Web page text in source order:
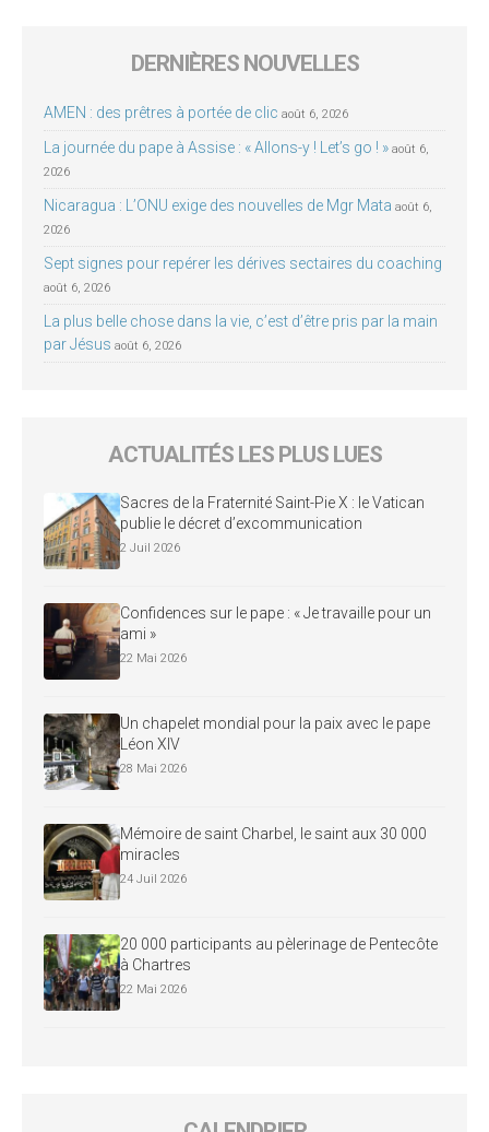
DERNIÈRES NOUVELLES
AMEN : des prêtres à portée de clic août 6, 2026
La journée du pape à Assise : « Allons-y ! Let’s go ! » août 6,
2026
Nicaragua : L’ONU exige des nouvelles de Mgr Mata août 6,
2026
Sept signes pour repérer les dérives sectaires du coaching
août 6, 2026
La plus belle chose dans la vie, c’est d’être pris par la main
par Jésus août 6, 2026
ACTUALITÉS LES PLUS LUES
Sacres de la Fraternité Saint-Pie X : le Vatican
publie le décret d’excommunication
2 Juil 2026
Confidences sur le pape : « Je travaille pour un
ami »
22 Mai 2026
Un chapelet mondial pour la paix avec le pape
Léon XIV
28 Mai 2026
Mémoire de saint Charbel, le saint aux 30 000
miracles
24 Juil 2026
20 000 participants au pèlerinage de Pentecôte
à Chartres
22 Mai 2026